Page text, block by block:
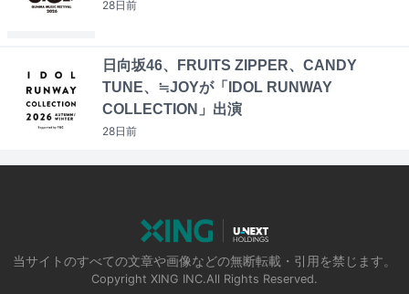
28日前
日向坂46、FRUITS ZIPPER、CANDY
TUNE、≒JOYが「IDOL RUNWAY
COLLECTION」出演
28日前
当サイトのすべての文章や画像などの無断転載・引用を禁じます。
Copyright XING INC.All Rights Reserved.